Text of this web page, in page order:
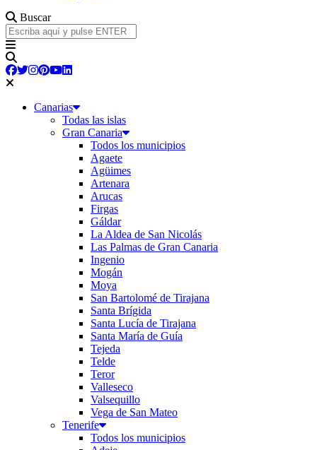
Buscar
Canarias
Todas las islas
Gran Canaria
Todos los municipios
Agaete
Agüimes
Artenara
Arucas
Firgas
Gáldar
La Aldea de San Nicolás
Las Palmas de Gran Canaria
Ingenio
Mogán
Moya
San Bartolomé de Tirajana
Santa Brígida
Santa Lucía de Tirajana
Santa María de Guía
Tejeda
Telde
Teror
Valleseco
Valsequillo
Vega de San Mateo
Tenerife
Todos los municipios